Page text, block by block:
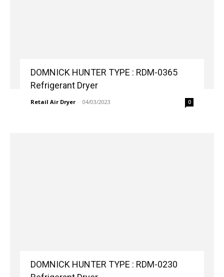
DOMNICK HUNTER TYPE : RDM-0365
Refrigerant Dryer
Retail Air Dryer - 04/03/2023 0
DOMNICK HUNTER TYPE : RDM-0230